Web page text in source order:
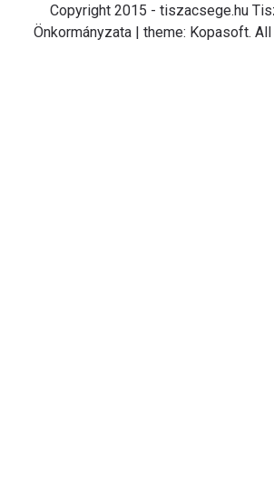
Copyright 2015 - tiszacsege.hu
Önkormányzata | theme: Kopasoft.